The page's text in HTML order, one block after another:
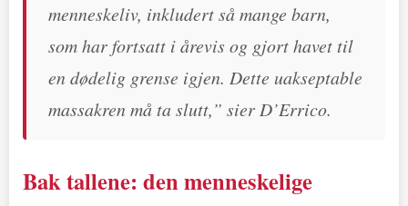
menneskeliv, inkludert så mange barn,
som har fortsatt i årevis og gjort havet til
en dødelig grense igjen. Dette uakseptable
massakren må ta slutt,” sier D’Errico.
Bak tallene: den menneskelige